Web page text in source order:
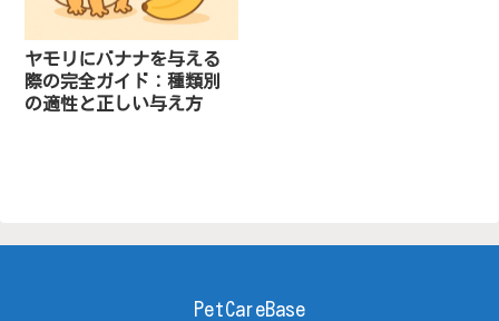
ヤモリにバナナを与える
際の完全ガイド：種類別
の適性と正しい与え方
PetCareBase